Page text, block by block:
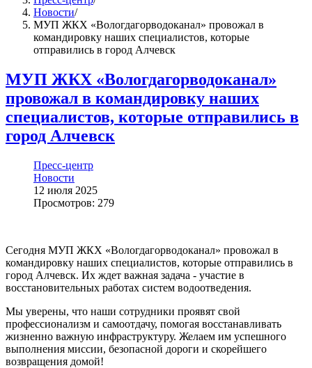
Новости/
МУП ЖКХ «Вологдагорводоканал» провожал в
командировку наших специалистов, которые
отправились в город Алчевск
МУП ЖКХ «Вологдагорводоканал»
провожал в командировку наших
специалистов, которые отправились в
город Алчевск
Пресс-центр
Новости
12 июля 2025
Просмотров: 279
Сегодня МУП ЖКХ «Вологдагорводоканал» провожал в
командировку наших специалистов, которые отправились в
город Алчевск. Их ждет важная задача - участие в
восстановительных работах систем водоотведения.
Мы уверены, что наши сотрудники проявят свой
профессионализм и самоотдачу, помогая восстанавливать
жизненно важную инфраструктуру. Желаем им успешного
выполнения миссии, безопасной дороги и скорейшего
возвращения домой!